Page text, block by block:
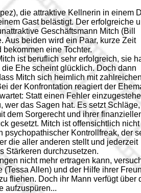
die attraktive Kellnerin in einem
Gast belästigt. Der erfolgreiche
Geschäftsmann Mitch (Bill
Aus beiden wird ein Paar, kurze Zeit
eine Tochter.
ist beruflich sehr erfolgreich, sie
Ehe scheint glücklich. Doch dann
Mitch sich heimlich mit
der Konfrontation reagiert der
Statt einen Fehler
wer das Sagen hat. Es setzt
dem Sorgerecht und ihrer
gesetzt. Mitch ist offensichtlich nicht
psychopathischer Kontrollfreak, der
die aller anderen stellt und jederzeit
Stärkeren durchzusetzen.
nicht mehr ertragen kann,
(Tessa Allen) und der Hilfe ihrer
fliehen. Doch ihr Mann verfügt über
aufzuspüren...